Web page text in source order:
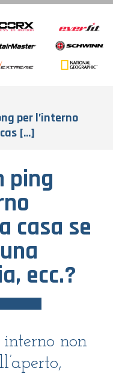
per l’interno
[...]
ping
casa se
ecc.?
non